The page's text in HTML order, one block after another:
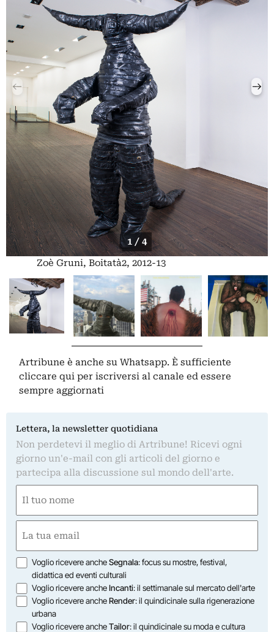
1 / 4
Zoè Gruni, Boitatà2, 2012-13
Artribune è anche su Whatsapp. È sufficiente
cliccare qui per iscriversi al canale ed essere
sempre aggiornati
Lettera, la newsletter quotidiana
Non perdetevi il meglio di Artribune! Ricevi ogni
giorno un'e-mail con gli articoli del giorno e
partecipa alla discussione sul mondo dell'arte.
(Obbligatorio)
Nome
(Obbligatorio)
Opzioni
Voglio ricevere ancheSegnala: focus su mostre, festival,
didattica ed eventi culturali
Voglio ricevere ancheIncanti: il settimanale sul mercato dell'arte
Voglio ricevere ancheRender: il quindicinale sulla rigenerazione
urbana
Voglio ricevere ancheTailor: il quindicinale su moda e cultura